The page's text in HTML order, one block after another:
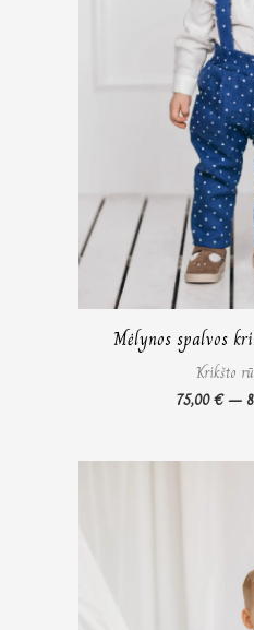
Mėlynos spalvos
Krikšto
75,00€ –